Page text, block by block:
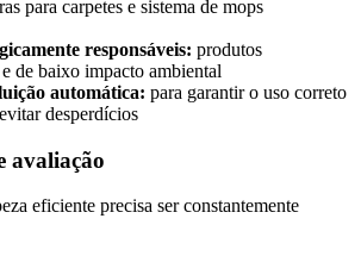
para carpetes e sistema de mops
responsáveis: produtos
de baixo impacto ambiental
automática: para garantir o uso correto
desperdícios
avaliação
eficiente precisa ser constantemente